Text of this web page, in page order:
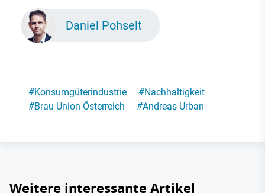
Daniel Pohselt
#Konsumgüterindustrie #Nachhaltigkeit
#Brau Union Österreich #Andreas Urban
Weitere interessante Artikel